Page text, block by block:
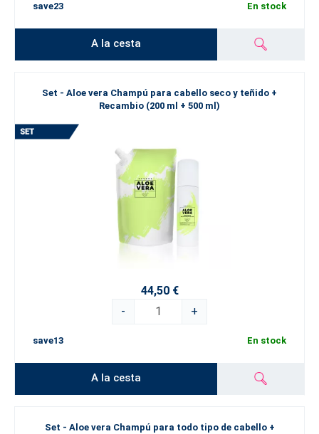
save23 En stock
A la cesta
Set - Aloe vera Champú para cabello seco y teñido +
Recambio (200 ml + 500 ml)
44,50 €
-
+
save13 En stock
A la cesta
Set - Aloe vera Champú para todo tipo de cabello +